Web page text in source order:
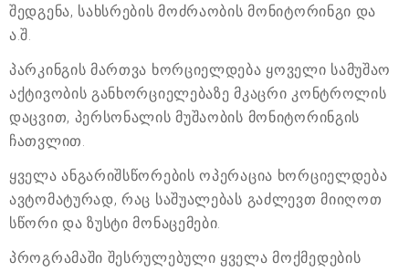
შედგენა, სახსრების მოძრაობის მონიტორინგი და
ა.შ.
პარკინგის მართვა ხორციელდება ყოველი სამუშაო
აქტივობის განხორციელებაზე მკაცრი კონტროლის
დაცვით, პერსონალის მუშაობის მონიტორინგის
ჩათვლით.
ყველა ანგარიშსწორების ოპერაცია ხორციელდება
ავტომატურად, რაც საშუალებას გაძლევთ მიიღოთ
სწორი და ზუსტი მონაცემები.
პროგრამაში შესრულებული ყველა მოქმედების